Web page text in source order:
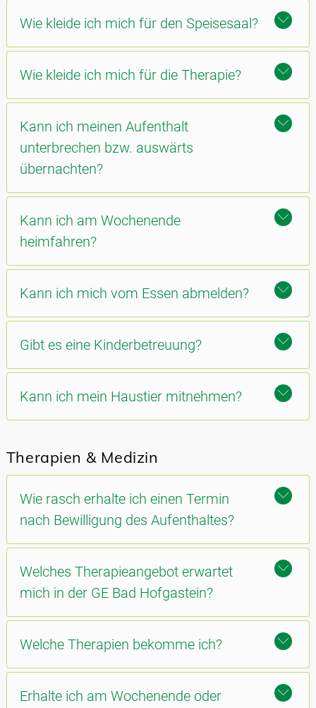
Wie kleide ich mich für den Speisesaal?
Wie kleide ich mich für die Therapie?
Kann ich meinen Aufenthalt
unterbrechen bzw. auswärts
übernachten?
Kann ich am Wochenende
heimfahren?
Kann ich mich vom Essen abmelden?
Gibt es eine Kinderbetreuung?
Kann ich mein Haustier mitnehmen?
Therapien & Medizin
Wie rasch erhalte ich einen Termin
nach Bewilligung des Aufenthaltes?
Welches Therapieangebot erwartet
mich in der GE Bad Hofgastein?
Welche Therapien bekomme ich?
Erhalte ich am Wochenende oder